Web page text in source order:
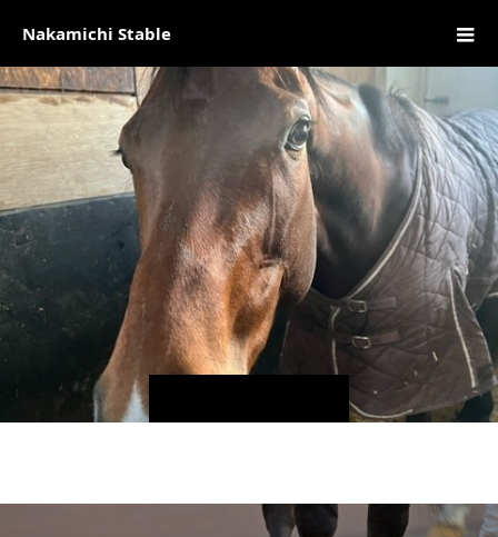
Nakamichi Stable